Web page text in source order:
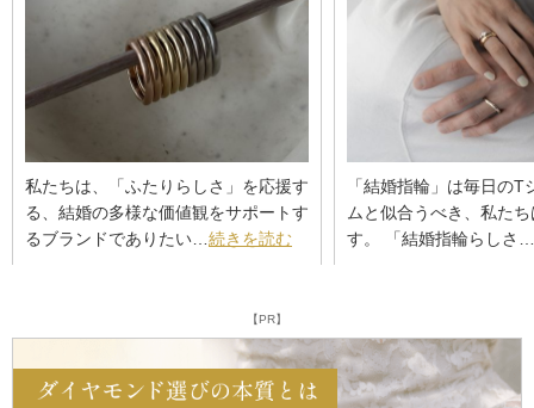
私たちは、「ふたりらしさ」を応援す
る、結婚の多様な価値観をサポートす
るブランドでありたい…続きを読む
「結婚指輪」は毎日のT
ムと似合うべき、私た
す。 「結婚指輪らしさ…
【PR】